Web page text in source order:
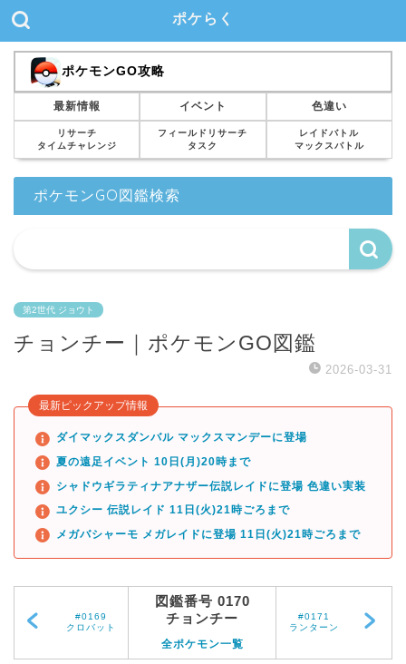
ポケらく
ポケモンGO攻略
最新情報 イベント 色違い
リサーチ
タイムチャレンジ
フィールドリサーチ
タスク
レイドバトル
マックスバトル
ポケモンGO図鑑検索
第2世代 ジョウト
チョンチー｜ポケモンGO図鑑
2026-03-31
最新ピックアップ情報
ダイマックスダンバル マックスマンデーに登場
夏の遠足イベント 10日(月)20時まで
シャドウギラティナアナザー伝説レイドに登場 色違い実装
ユクシー 伝説レイド 11日(火)21時ごろまで
メガバシャーモ メガレイドに登場 11日(火)21時ごろまで
#0169
クロバット
図鑑番号 0170
チョンチー
全ポケモン一覧
#0171
ランターン